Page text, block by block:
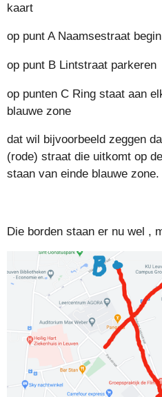
kaart
op punt A Naamsestraat
op punt B Lintstraat parkeren
op punten C Ring staat aan
blauwe zone
dat wil bijvoorbeeld zeggen
(rode) straat die uitkomt op
staan van einde blauwe zone.
Die borden staan er nu wel ,